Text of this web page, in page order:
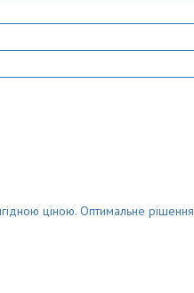
ціною. Оптимальне рішення